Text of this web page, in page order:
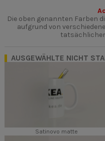
Die oben genannten Farben
aufgrund von
AUSGEWÄHLTE NICHT
Satinovo matte